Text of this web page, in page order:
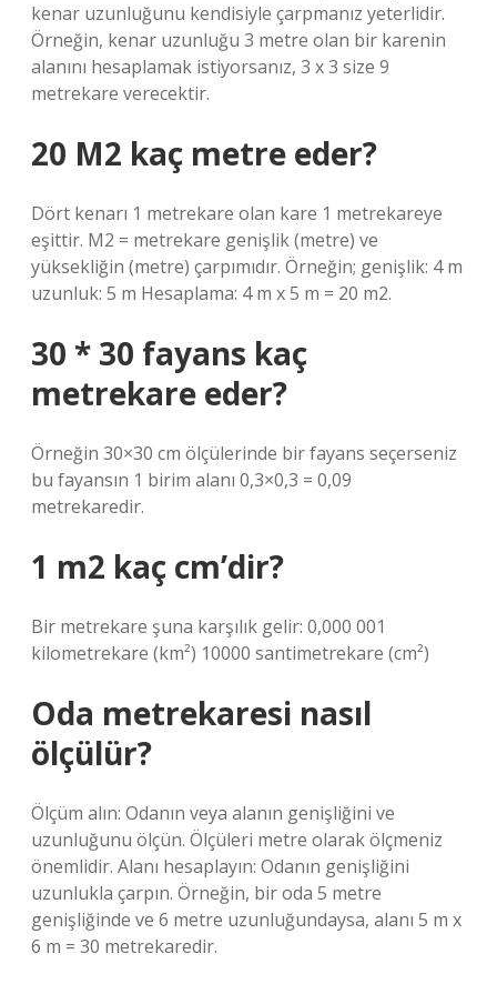
kenar uzunluğunu kendisiyle çarpmanız yeterlidir.
Örneğin, kenar uzunluğu 3 metre olan bir karenin
alanını hesaplamak istiyorsanız, 3 x 3 size 9
metrekare verecektir.
20 M2 kaç metre eder?
Dört kenarı 1 metrekare olan kare 1 metrekareye
eşittir. M2 = metrekare genişlik (metre) ve
yüksekliğin (metre) çarpımıdır. Örneğin; genişlik: 4 m
uzunluk: 5 m Hesaplama: 4 m x 5 m = 20 m2.
30 * 30 fayans kaç
metrekare eder?
Örneğin 30×30 cm ölçülerinde bir fayans seçerseniz
bu fayansın 1 birim alanı 0,3×0,3 = 0,09
metrekaredir.
1 m2 kaç cm’dir?
Bir metrekare şuna karşılık gelir: 0,000 001
kilometrekare (km²) 10000 santimetrekare (cm²)
Oda metrekaresi nasıl
ölçülür?
Ölçüm alın: Odanın veya alanın genişliğini ve
uzunluğunu ölçün. Ölçüleri metre olarak ölçmeniz
önemlidir. Alanı hesaplayın: Odanın genişliğini
uzunlukla çarpın. Örneğin, bir oda 5 metre
genişliğinde ve 6 metre uzunluğundaysa, alanı 5 m x
6 m = 30 metrekaredir.